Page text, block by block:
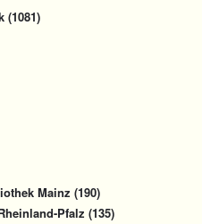
(1081)
Mainz (190)
Pfalz (135)